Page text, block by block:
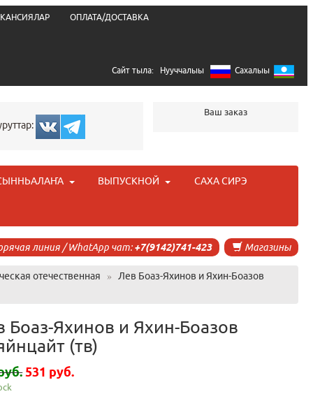
ОПЛАТА/ДОСТАВКА
Сайт тыла: Нууччалыы Сахалыы
Ваш заказ
ВЫПУСКНОЙ САХА СИРЭ
Магазины
линия / WhatApp чат:+7(9142)741-423
отечественная »
Лев Боаз-Яхинов и Яхин-Боазов
Боаз-Яхинов и Яхин-Боазов
(тв)
531 руб.